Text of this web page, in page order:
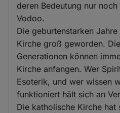
deren Bedeutung nur
Vodoo.
Die geburtenstarken
Kirche groß geworden.
Generationen können
Kirche anfangen. Wer
Esoterik, und wer wissen
funktioniert hält sich an
Die katholische Kirche hat